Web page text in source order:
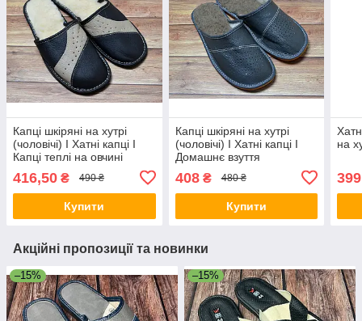
Капці шкіряні на хутрі
(чоловічі) I Хатні капці I
Капці теплі на овчині
416,50 ₴ 490 ₴
Купити
Капці шкіряні на хутрі
(чоловічі) I Хатні капці I
Домашнє взуття
408₴ 480 ₴
Купити
на
Акційні пропозиції та новинки
–15% –15%